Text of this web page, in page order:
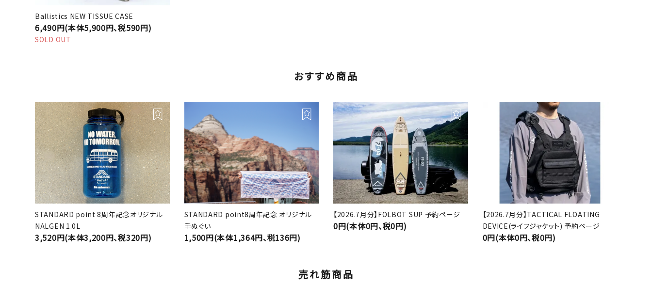
Ballistics NEW TISSUE CASE
6,490円(本体5,900円、税590円)
SOLD OUT
おすすめ商品
STANDARD point 8周年記念オリジナル
NALGEN 1.0L
3,520円(本体3,200円、税320円)
STANDARD point8周年記念 オリジナル
手ぬぐい
1,500円(本体1,364円、税136円)
【2026.7月分】FOLBOT SUP 予約ページ
0円(本体0円、税0円)
【2026.7月分】TACTICAL FLOATING
DEVICE(ライフジャケット) 予約ページ
0円(本体0円、税0円)
売れ筋商品